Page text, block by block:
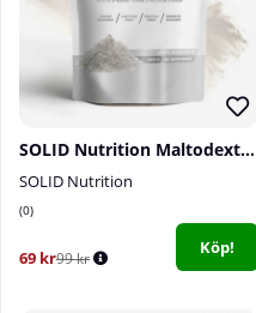
SOLID Nutrition Maltodextrin, 900 g
SOLID Nutrition
0
69 kr99 kr
Köp!